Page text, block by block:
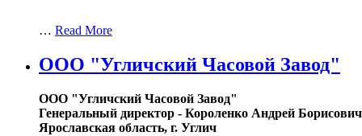
… Read More
ООО "Угличский Часовой Завод"
ООО "Угличский Часовой Завод"
Генеральный директор - Короленко Андрей Борисович
Ярославская область, г. Углич